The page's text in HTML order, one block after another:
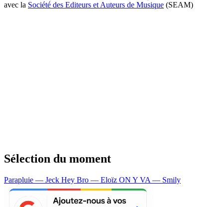
avec la Société des Editeurs et Auteurs de Musique (SEAM)
Sélection du moment
Parapluie — Jeck Hey Bro — Eloïz ON Y VA — Smily